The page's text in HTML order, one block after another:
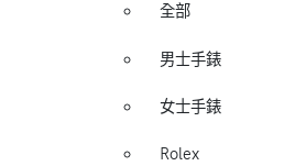
全部
男士手錶
女士手錶
Rolex